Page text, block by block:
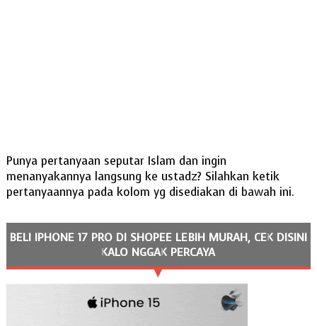
Punya pertanyaan seputar Islam dan ingin
menanyakannya langsung ke ustadz? Silahkan ketik
pertanyaannya pada kolom yg disediakan di bawah ini.
BELI IPHONE 17 PRO DI SHOPEE LEBIH MURAH, CEK DISINI
KALO NGGAK PERCAYA